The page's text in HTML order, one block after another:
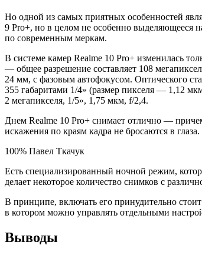
Но одной из самых приятных особенностей
9 Pro+, но в целом не особенно выделяющееся
по современным меркам.
В системе камер Realme 10 Pro+ изменилась
— общее разрешение составляет 108
24 мм, с фазовым автофокусом. Оптического
355 габаритами 1/4» (размер пикселя — 1,12
2 мегапикселя, 1/5», 1,75 мкм, f/2,4.
Днем Realme 10 Pro+ снимает отлично —
искажения по краям кадра не бросаются в глаза.
100% Павел Ткачук
Есть специализированный ночной режим,
делает некоторое количество снимков с
В принципе, включать его принудительно
в котором можно управлять отдельными
Выводы